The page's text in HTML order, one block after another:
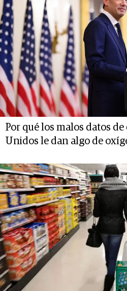
Por qué los malos datos
Unidos le dan algo de